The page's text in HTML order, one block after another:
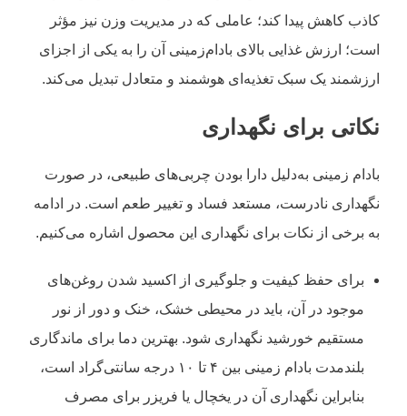
کاذب کاهش پیدا کند؛ عاملی که در مدیریت وزن نیز مؤثر
است؛ ارزش غذایی بالای بادام‌زمینی آن را به یکی از اجزای
ارزشمند یک سبک تغذیه‌ای هوشمند و متعادل تبدیل می‌کند.
نکاتی برای نگهداری
بادام زمینی به‌دلیل دارا بودن چربی‌های طبیعی، در صورت
نگهداری نادرست، مستعد فساد و تغییر طعم است. در ادامه
به برخی از نکات برای نگهداری این محصول اشاره می‌کنیم.
برای حفظ کیفیت و جلوگیری از اکسید شدن روغن‌های
موجود در آن، باید در محیطی خشک، خنک و دور از نور
مستقیم خورشید نگهداری شود. بهترین دما برای ماندگاری
بلندمدت بادام زمینی بین ۴ تا ۱۰ درجه سانتی‌گراد است،
بنابراین نگهداری آن در یخچال یا فریزر برای مصرف